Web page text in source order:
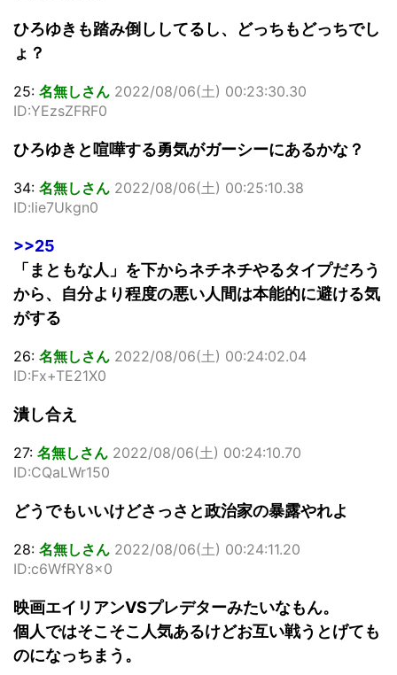
ひろゆきも踏み倒ししてるし、どっちもどっちでし
ょ？
25: 名無しさん 2022/08/06(土) 00:23:30.30
ID:YEzsZFRF0
ひろゆきと喧嘩する勇気がガーシーにあるかな？
34: 名無しさん 2022/08/06(土) 00:25:10.38
ID:lie7Ukgn0
>>25
「まともな人」を下からネチネチやるタイプだろう
から、自分より程度の悪い人間は本能的に避ける気
がする
26: 名無しさん 2022/08/06(土) 00:24:02.04
ID:Fx+TE21X0
潰し合え
27: 名無しさん 2022/08/06(土) 00:24:10.70
ID:CQaLWr150
どうでもいいけどさっさと政治家の暴露やれよ
28: 名無しさん 2022/08/06(土) 00:24:11.20
ID:c6WfRY8x0
映画エイリアンVSプレデターみたいなもん。
個人ではそこそこ人気あるけどお互い戦うとげても
のになっちまう。